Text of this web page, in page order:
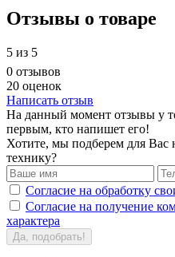
Отзывы о товаре
5 из 5
0 отзывов
20 оценок
Написать отзыв
На данный момент отзывы у
первым, кто напишет его!
Хотите, мы подберем для
технику?
Согласие на обработку
Согласие на получение
характера
Да, подобрать!